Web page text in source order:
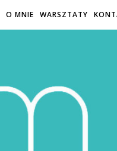
O MNIE WARSZTATY